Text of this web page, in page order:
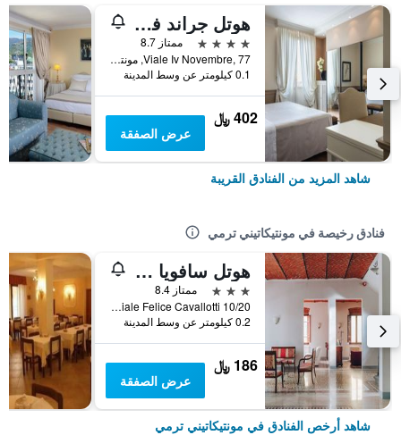
هوتل جراند فرانسيا آند كرينال
4 نجوم
ممتاز 8.7
Viale Iv Novembre, 77, مونتيكاتيني ترمي, توسكانا, إيطاليا
0.1 كيلومتر عن وسط المدينة
402 ﷼
عرض الصفقة
شاهد المزيد من الفنادق القريبة
فنادق رخيصة في مونتيكاتيني ترمي
هوتل سافويا إي كامبانا
3 نجوم
ممتاز 8.4
Viale Felice Cavallotti 10/20, مونتيكاتيني ترمي, توسكانا, إيطاليا
0.2 كيلومتر عن وسط المدينة
186 ﷼
عرض الصفقة
شاهد أرخص الفنادق في مونتيكاتيني ترمي